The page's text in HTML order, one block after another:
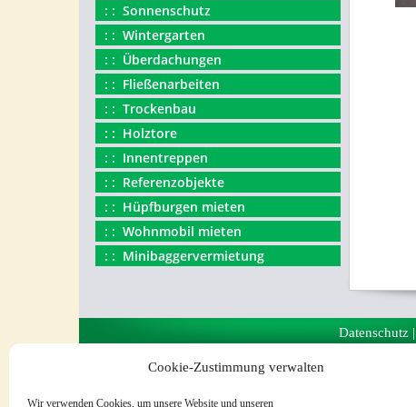
Cookie-Zustimmung verwalten
Wir verwenden Cookies, um unsere Website und unseren
Sonnenschutz
Wintergarten
Überdachungen
Fließenarbeiten
Trockenbau
Holztore
Innentreppen
Referenzobjekte
Hüpfburgen mieten
Wohnmobil mieten
Minibaggervermietung
Datenschutz|